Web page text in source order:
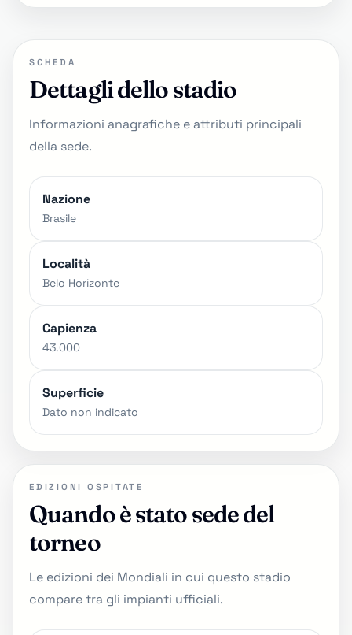
SCHEDA
Dettagli dello stadio
Informazioni anagrafiche e attributi principali
della sede.
Nazione
Brasile
Località
Belo Horizonte
Capienza
43.000
Superficie
Dato non indicato
EDIZIONI OSPITATE
Quando è stato sede del
torneo
Le edizioni dei Mondiali in cui questo stadio
compare tra gli impianti ufficiali.